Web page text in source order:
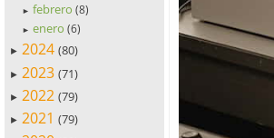
► febrero (8)
► enero (6)
► 2024 (80)
► 2023 (71)
► 2022 (79)
► 2021 (79)